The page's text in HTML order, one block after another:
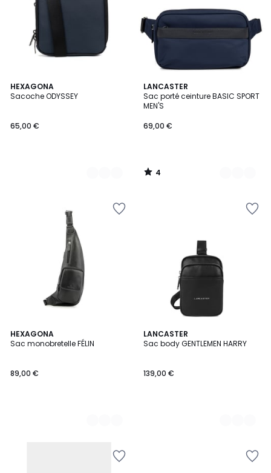
HEXAGONA
Sacoche ODYSSEY
65,00 €
2
Couleurs
LANCASTER
Sac porté ceinture BASIC SPORT
MEN'S
69,00 €
4
/
5
2
Couleurs
4
/
HEXAGONA
Sac monobretelle FÉLIN
89,00 €
2
Couleurs
LANCASTER
Sac body GENTLEMEN HARRY
139,00 €
4
Couleurs